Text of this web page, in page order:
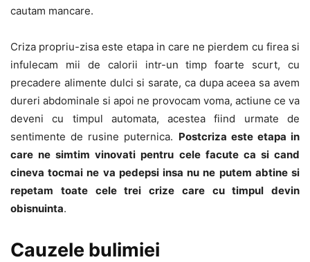
cautam mancare.
Criza propriu-zisa este etapa in care ne pierdem cu firea si
infulecam mii de calorii intr-un timp foarte scurt, cu
precadere alimente dulci si sarate, ca dupa aceea sa avem
dureri abdominale si apoi ne provocam voma, actiune ce va
deveni cu timpul automata, acestea fiind urmate de
sentimente de rusine puternica. Postcriza este etapa in
care ne simtim vinovati pentru cele facute ca si cand
cineva tocmai ne va pedepsi insa nu ne putem abtine si
repetam toate cele trei crize care cu timpul devin
obisnuinta.
Cauzele bulimiei